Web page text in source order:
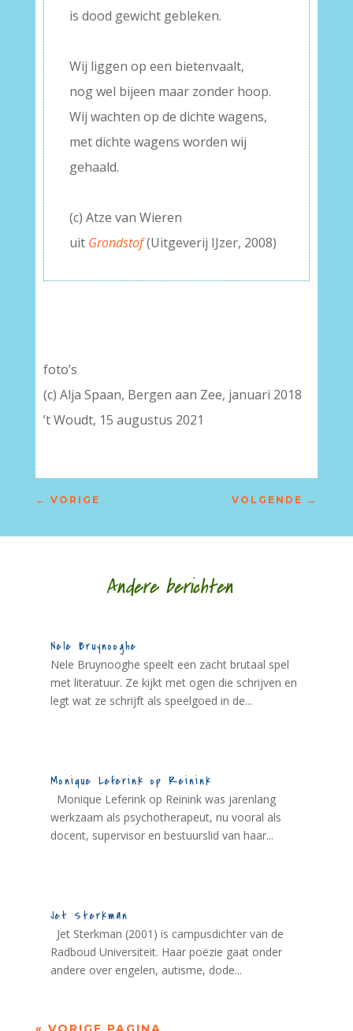
is dood gewicht gebleken.
Wij liggen op een bietenvaalt,
nog wel bijeen maar zonder hoop.
Wij wachten op de dichte wagens,
met dichte wagens worden wij
gehaald.
(c) Atze van Wieren
uit Grondstof(Uitgeverij IJzer, 2008)
foto’s
(c) Alja Spaan, Bergen aan Zee, januari 2018
’t Woudt, 15 augustus 2021
← VORIGE VOLGENDE →
Andere berichten
Nele Bruynooghe
Nele Bruynooghe speelt een zacht brutaal spel
met literatuur. Ze kijkt met ogen die schrijven en
legt wat ze schrijft als speelgoed in de...
Monique Leferink op Reinink
Monique Leferink op Reinink was jarenlang
werkzaam als psychotherapeut, nu vooral als
docent, supervisor en bestuurslid van haar...
Jet Sterkman
Jet Sterkman (2001) is campusdichter van de
Radboud Universiteit. Haar poëzie gaat onder
andere over engelen, autisme, dode...